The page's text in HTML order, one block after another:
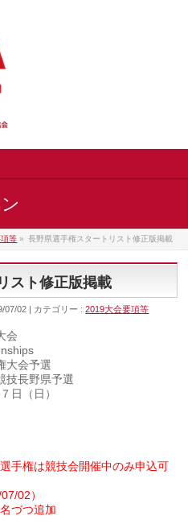
等 » 長野県選手権スタートリスト修正版掲載
スト修正版掲載
07/02 カテゴリー :2019大会要項等
会
大会予選
長野県予選
日（日）
手権は競技会開催中のみ申込可
02）
づつ追加